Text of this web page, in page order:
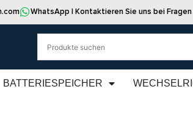
WhatsApp | Kontaktieren Sie uns bei
BATTERIESPEICHER